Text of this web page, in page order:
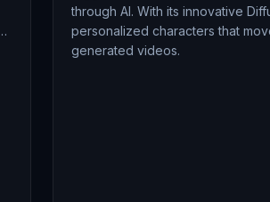
through AI. With its innovative
personalized characters that
generated videos.